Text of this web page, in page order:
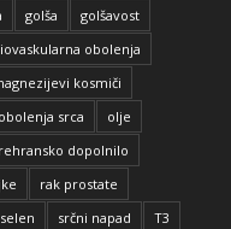
golša
golšavost
obolenja
kosmiči
obolenja srca
olje
dopolnilo
rak prostate
selen srčni napad
T3